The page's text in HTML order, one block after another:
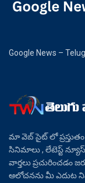
Google News –
మా వెబ్ సైట్ లో
సినిమాలు , లేటెస్ట్ న్యూస్
వార్తలు ప్రచురించడం
ఆలోచనను మీ ఎదుట